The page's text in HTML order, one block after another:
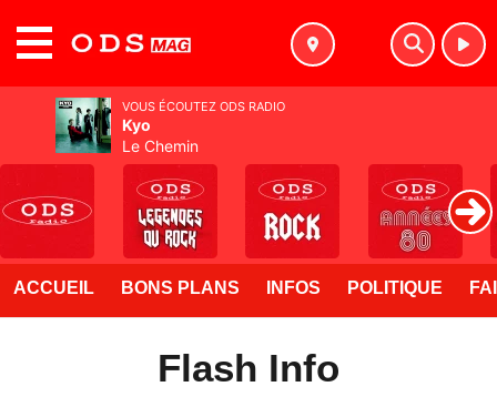
ACCUEIL BONS PLANS INFOS POLITIQUE
Flash Info
VOUS ÉCOUTEZ ODS RADIO
Kyo
Le Chemin